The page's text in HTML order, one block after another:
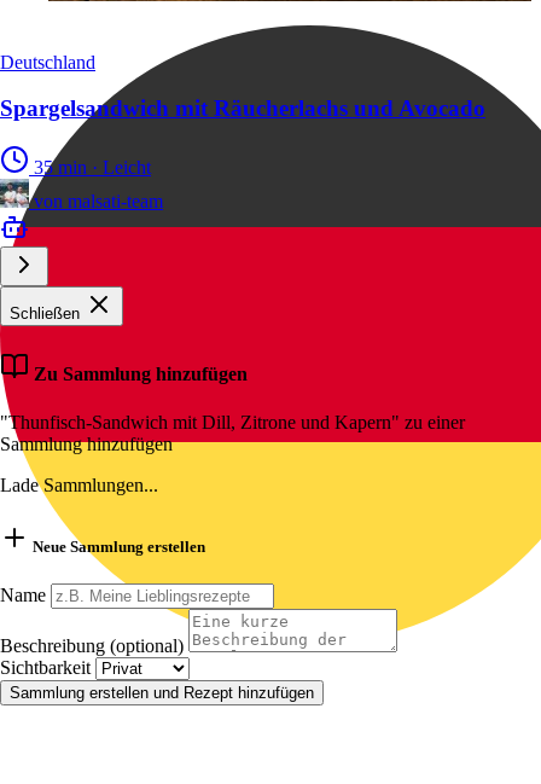
Deutschland
Spargelsandwich mit Räucherlachs und Avocado
35 min · Leicht
von malsati-team
Schließen
Zu Sammlung hinzufügen
"Thunfisch-Sandwich mit Dill, Zitrone und Kapern" zu einer
Sammlung hinzufügen
Lade Sammlungen...
Neue Sammlung erstellen
Name
Beschreibung (optional)
Sichtbarkeit
Sammlung erstellen und Rezept hinzufügen